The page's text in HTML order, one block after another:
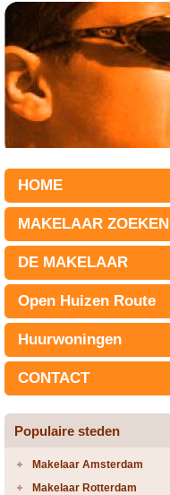
HOME
MAKELAAR ZOEKEN
DE MAKELAAR
Open Huizen Route
Huurwoningen
CONTACT
Populaire steden
Makelaar Amsterdam
Makelaar Rotterdam